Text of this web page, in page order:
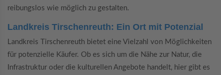
reibungslos wie möglich zu gestalten.
Landkreis Tirschenreuth: Ein Ort mit Potenzial
Landkreis Tirschenreuth bietet eine Vielzahl von Möglichkeiten
für potenzielle Käufer. Ob es sich um die Nähe zur Natur, die
Infrastruktur oder die kulturellen Angebote handelt, hier gibt es